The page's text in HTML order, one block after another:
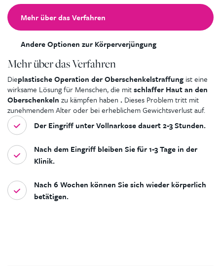
Mehr über das Verfahren
Andere Optionen zur Körperverjüngung
Mehr über das Verfahren
Dieplastische Operation der Oberschenkelstraffung ist eine
wirksame Lösung für Menschen, die mitschlaffer Haut an den
Oberschenkeln zu kämpfen haben . Dieses Problem tritt mit
zunehmendem Alter oder bei erheblichem Gewichtsverlust auf.
Der Eingriff unter Vollnarkose dauert 2-3 Stunden.
Nach dem Eingriff bleiben Sie für 1-3 Tage in der
Klinik.
Nach 6 Wochen können Sie sich wieder körperlich
betätigen.